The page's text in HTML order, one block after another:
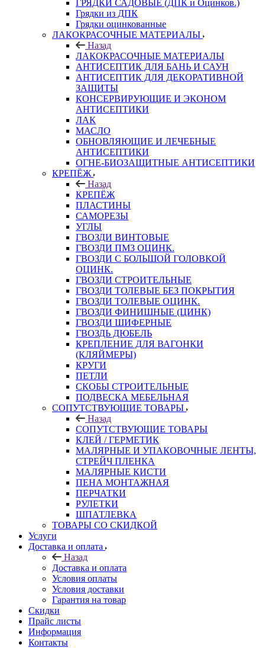
ГРЯДКИ САДОВЫЕ (ДПК и Оцинков.)
Грядки из ДПК
Грядки оцинкованные
ЛАКОКРАСОЧНЫЕ МАТЕРИАЛЫ
Назад
ЛАКОКРАСОЧНЫЕ МАТЕРИАЛЫ
АНТИСЕПТИК ДЛЯ БАНЬ И САУН
АНТИСЕПТИК ДЛЯ ДЕКОРАТИВНОЙ
ЗАЩИТЫ
КОНСЕРВИРУЮЩИЕ И ЭКОНОМ
АНТИСЕПТИКИ
ЛАК
МАСЛО
ОБНОВЛЯЮЩИЕ И ЛЕЧЕБНЫЕ
АНТИСЕПТИКИ
ОГНЕ-БИОЗАЩИТНЫЕ АНТИСЕПТИКИ
КРЕПЁЖ
Назад
КРЕПЁЖ
ПЛАСТИНЫ
САМОРЕЗЫ
УГЛЫ
ГВОЗДИ ВИНТОВЫЕ
ГВОЗДИ ПМЗ ОЦИНК.
ГВОЗДИ С БОЛЬШОЙ ГОЛОВКОЙ
ОЦИНК.
ГВОЗДИ СТРОИТЕЛЬНЫЕ
ГВОЗДИ ТОЛЕВЫЕ БЕЗ ПОКРЫТИЯ
ГВОЗДИ ТОЛЕВЫЕ ОЦИНК.
ГВОЗДИ ФИНИШНЫЕ (ЦИНК)
ГВОЗДИ ШИФЕРНЫЕ
ГВОЗДЬ ДЮБЕЛЬ
КРЕПЛЕНИЕ ДЛЯ ВАГОНКИ
(КЛЯЙМЕРЫ)
КРУГИ
ПЕТЛИ
СКОБЫ СТРОИТЕЛЬНЫЕ
ПОДВЕСКА МЕБЕЛЬНАЯ
СОПУТСТВУЮЩИЕ ТОВАРЫ
Назад
СОПУТСТВУЮЩИЕ ТОВАРЫ
КЛЕЙ / ГЕРМЕТИК
МАЛЯРНЫЕ И УПАКОВОЧНЫЕ ЛЕНТЫ,
СТРЕЙЧ ПЛЕНКА
МАЛЯРНЫЕ КИСТИ
ПЕНА МОНТАЖНАЯ
ПЕРЧАТКИ
РУЛЕТКИ
ШПАТЛЕВКА
ТОВАРЫ СО СКИДКОЙ
Услуги
Доставка и оплата
Назад
Доставка и оплата
Условия оплаты
Условия доставки
Гарантия на товар
Скидки
Прайс листы
Информация
Контакты